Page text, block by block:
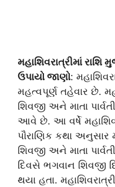
મહાશિવરાત્રીમાં
ઉપાયો જાણો:
મહત્વપૂર્ણ તહેવાર છે.
શિવજી અને માતા
આવે છે. આ વર્ષે
પૌરાણિક કથા અનુસાર
શિવજી અને માતા
દિવસે ભગવાન શિવજી
થયા હતા.